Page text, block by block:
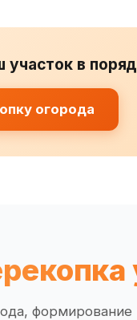
участок в
огорода
формирование